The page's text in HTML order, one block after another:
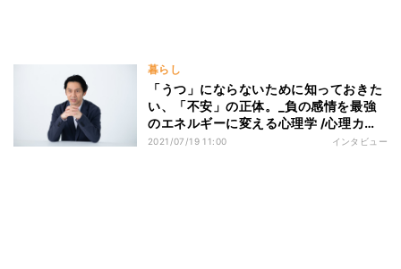
暮らし
「うつ」にならないために知っておきた
い、「不安」の正体。_負の感情を最強
のエネルギーに変える心理学 /心理カウ
ンセラー・中島輝
2021/07/19 11:00 インタビュー